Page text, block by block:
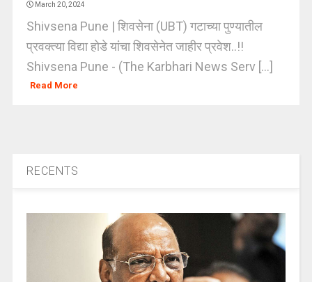
March 20, 2024
Shivsena Pune | शिवसेना (UBT) गटाच्या पुण्यातील
प्रवक्त्या विद्या होडे यांचा शिवसेनेत जाहीर प्रवेश..!!
Shivsena Pune - (The Karbhari News Serv [...]
Read More
RECENTS